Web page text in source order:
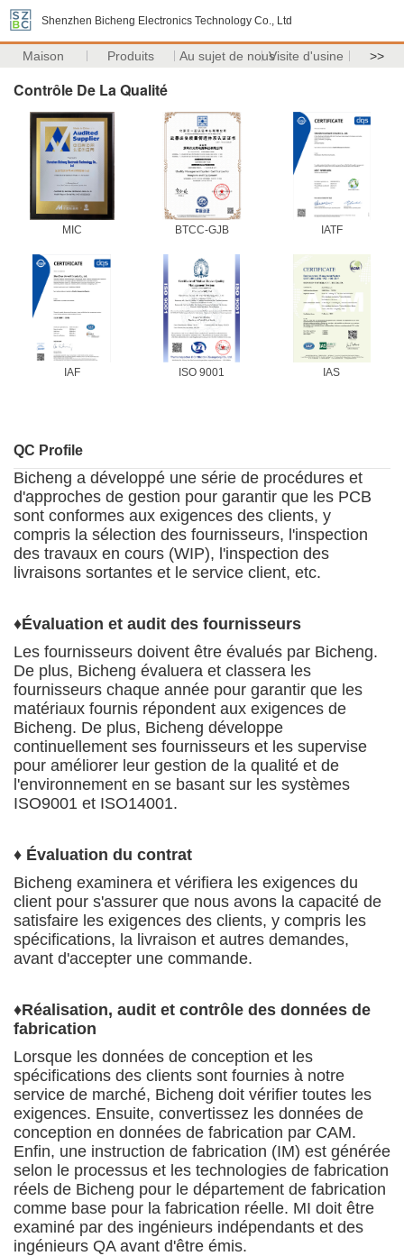
Shenzhen Bicheng Electronics Technology Co., Ltd
Maison Produits Au sujet de nousVisite d'usine >>
Contrôle De La Qualité
MIC BTCC-GJB IATF
IAF ISO 9001 IAS
QC Profile
Bicheng a développé une série de procédures et
d'approches de gestion pour garantir que les PCB
sont conformes aux exigences des clients, y
compris la sélection des fournisseurs, l'inspection
des travaux en cours (WIP), l'inspection des
livraisons sortantes et le service client, etc.
♦Évaluation et audit des fournisseurs
Les fournisseurs doivent être évalués par Bicheng.
De plus, Bicheng évaluera et classera les
fournisseurs chaque année pour garantir que les
matériaux fournis répondent aux exigences de
Bicheng. De plus, Bicheng développe
continuellement ses fournisseurs et les supervise
pour améliorer leur gestion de la qualité et de
l'environnement en se basant sur les systèmes
ISO9001 et ISO14001.
♦ Évaluation du contrat
Bicheng examinera et vérifiera les exigences du
client pour s'assurer que nous avons la capacité de
satisfaire les exigences des clients, y compris les
spécifications, la livraison et autres demandes,
avant d'accepter une commande.
♦Réalisation, audit et contrôle des données de
fabrication
Lorsque les données de conception et les
spécifications des clients sont fournies à notre
service de marché, Bicheng doit vérifier toutes les
exigences. Ensuite, convertissez les données de
conception en données de fabrication par CAM.
Enfin, une instruction de fabrication (IM) est générée
selon le processus et les technologies de fabrication
réels de Bicheng pour le département de fabrication
comme base pour la fabrication réelle. MI doit être
examiné par des ingénieurs indépendants et des
ingénieurs QA avant d'être émis.